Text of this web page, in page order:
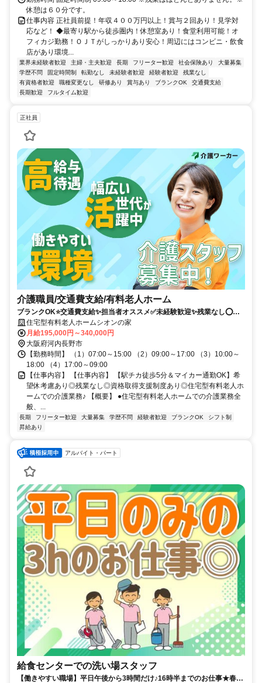
休憩は６０分です。
仕事内容 正社員前提！年収４００万円以上！賞与２回あり！見学対
応など！ ◆最寄り駅から徒歩圏内！休憩室あり！食堂利用可能！オ
フィカジ勤務！ＯＪＴがしっかりあり安心！周辺にはコンビニ・飲食
店があり環境...
業界未経験者歓迎 主婦・主夫歓迎 長期 フリーター歓迎 社会保険あり
大量募集
学歴不問
固定時間制 転勤なし 未経験者歓迎 経験者歓迎
残業なし
有資格者歓迎
職種変更なし 研修あり 賞与あり ブランクOK
交通費支給
長期歓迎
フルタイム歓迎
正社員
介護職員/交通費支給/有料老人ホーム
ブランクOK⭐️交通費支給✨担当者オススメ✅️未経験歓迎✨残業なし⭕️研
修支援有✨車通勤ＯＫ❗️駅チカ
住宅型有料老人ホームシオンの家
月給195,000円～340,000円
大阪府河内長野市
【勤務時間】 （1）07:00～15:00 （2）09:00～17:00 （3）10:00～
18:00 （4）17:00～09:00
【仕事内容】 【仕事内容】 【駅チカ徒歩5分＆マイカー通勤OK】希
望休考慮あり◎残業なし◎資格取得支援制度あり◎住宅型有料老人ホ
ームでの介護業務♪ 【概要】 ●住宅型有料老人ホームでの介護業務全
般、...
長期 フリーター歓迎 大量募集 学歴不問 経験者歓迎 ブランクOK
シフト制
昇給あり
アルバイト・パート
給食センターでの洗い場スタッフ
【働きやすい職場】平日午後から3時間だけ♪16時半までのお仕事★春夏